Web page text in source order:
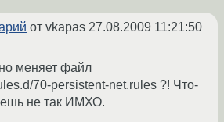
от vkapas 27.08.2009 11:21:50
меняет файл
70-persistent-net.rules ?! Что-
не так ИМХО.